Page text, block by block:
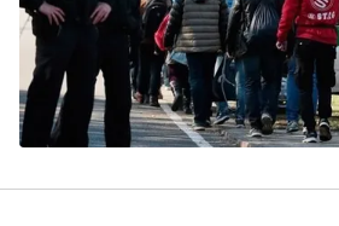
Thế giới
Tin tức
Thế giới đó đây
Kinh tế
Tài chính
Thị trường
Dữ liệu và đời sống